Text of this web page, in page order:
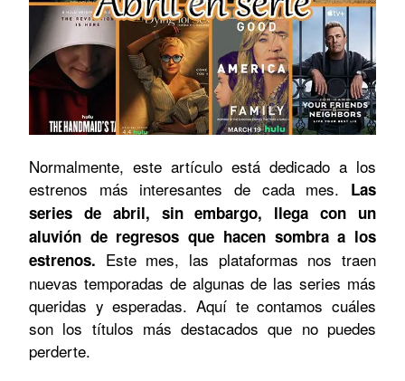
Normalmente, este artículo está dedicado a los
estrenos más interesantes de cada mes. Las
series de abril, sin embargo, llega con un
aluvión de regresos que hacen sombra a los
estrenos. Este mes, las plataformas nos traen
nuevas temporadas de algunas de las series más
queridas y esperadas. Aquí te contamos cuáles
son los títulos más destacados que no puedes
perderte.